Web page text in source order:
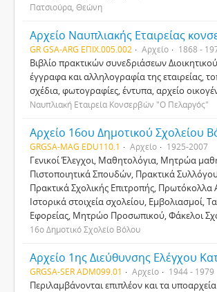
Πατσιούρα, Θεώνη
GR GSA-ARG ΕΠΙΧ.005.002 Αρχείο 1868 -
Βιβλίο πρακτικών συνεδριάσεων
έγγραφα και αλληλογραφία της εταιρείας,
σχέδια, φωτογραφίες, έντυπα, αρχείο
Ναυπλιακή Εταιρεία Κονσερβών "Ο Πελαργός"
Αρχείο 16ου Δημοτικού Σχολείου
GRGSA-MAG EDU110.1 Αρχείο 1925-2007
Γενικοί Έλεγχοι, Μαθητολόγια, Μητρώα
Πιστοποιητικά Σπουδών, Πρακτικά
Πρακτικά Σχολικής Επιτροπής, Πρωτόκολλα
Ιστορικά στοιχεία σχολείου, Εμβολιασμοί,
Εφορείας, Μητρώο Προσωπικού, Φάκελοι
16ο Δημοτικό Σχολείο Βόλου
GRGSA-SER ADM099.01 Αρχείο 1944 - 1979
Περιλαμβάνονται επιπλέον και τα